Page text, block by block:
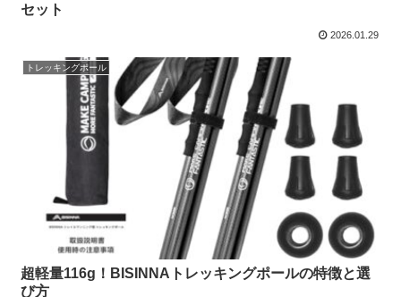
セット
2026.01.29
トレッキングポール
超軽量116g！BISINNAトレッキングポールの特徴と選
び方